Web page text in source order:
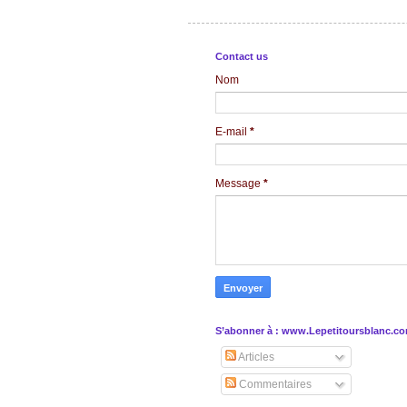
Contact us
Nom
E-mail *
Message *
S’abonner à :
Articles
Commentaires